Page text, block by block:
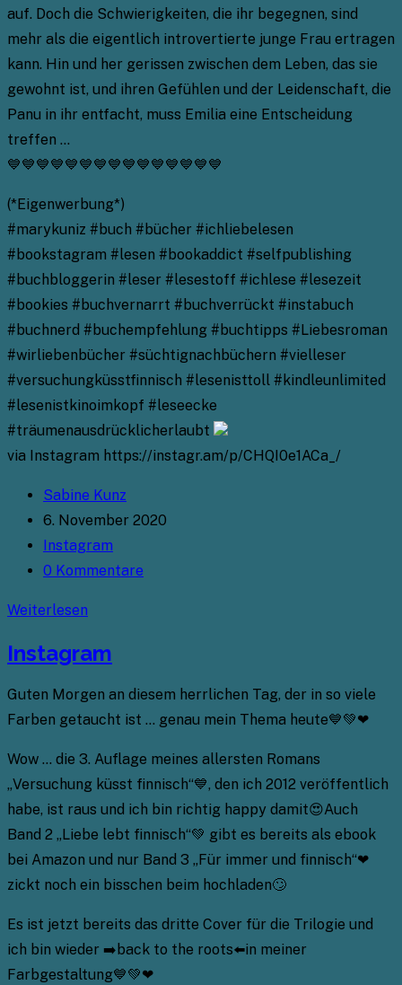
auf. Doch die Schwierigkeiten, die ihr begegnen, sind
mehr als die eigentlich introvertierte junge Frau ertragen
kann. Hin und her gerissen zwischen dem Leben, das sie
gewohnt ist, und ihren Gefühlen und der Leidenschaft, die
Panu in ihr entfacht, muss Emilia eine Entscheidung
treffen …
💙💙💙💙💙💙💙💙💙💙💙💙💙💙💙
(*Eigenwerbung*)
#marykuniz #buch #bücher #ichliebelesen
#bookstagram #lesen #bookaddict #selfpublishing
#buchbloggerin #leser #lesestoff #ichlese #lesezeit
#bookies #buchvernarrt #buchverrückt #instabuch
#buchnerd #buchempfehlung #buchtipps #Liebesroman
#wirliebenbücher #süchtignachbüchern #vielleser
#versuchungküsstfinnisch #lesenisttoll #kindleunlimited
#lesenistkinoimkopf #leseecke
#träumenausdrücklicherlaubt
via Instagram https://instagr.am/p/CHQI0e1ACa_/
Beitrags-
Autor:
Sabine Kunz
Beitrag
veröffentlicht:
6. November 2020
Beitrags-
Kategorie:
Instagram
Beitrags-
0 Kommentare
Weiterlesen
Instagram
Guten Morgen an diesem herrlichen Tag, der in so viele
Farben getaucht ist … genau mein Thema heute💙💚❤
Wow … die 3. Auflage meines allersten Romans
„Versuchung küsst finnisch“💙, den ich 2012 veröffentlich
habe, ist raus und ich bin richtig happy damit😍Auch
Band 2 „Liebe lebt finnisch“💚 gibt es bereits als ebook
bei Amazon und nur Band 3 „Für immer und finnisch“❤
zickt noch ein bisschen beim hochladen🙄
Es ist jetzt bereits das dritte Cover für die Trilogie und
ich bin wieder ➡️back to the roots⬅️in meiner
Farbgestaltung💙💚❤